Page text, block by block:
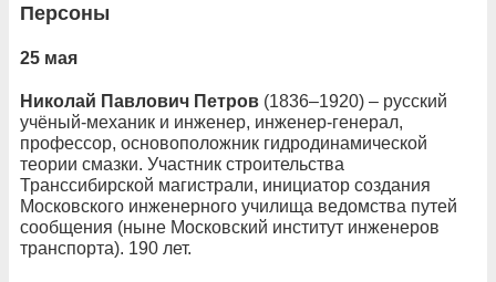
Персоны
25 мая
Николай Павлович Петров (1836–1920) – русский
учёный-механик и инженер, инженер-генерал,
профессор, основоположник гидродинамической
теории смазки. Участник строительства
Транссибирской магистрали, инициатор создания
Московского инженерного училища ведомства путей
сообщения (ныне Московский институт инженеров
транспорта). 190 лет.